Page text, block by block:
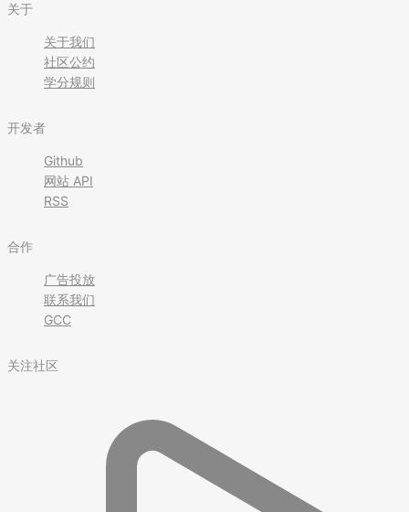
关于
关于我们
社区公约
学分规则
开发者
Github
网站 API
RSS
合作
广告投放
联系我们
GCC
关注社区